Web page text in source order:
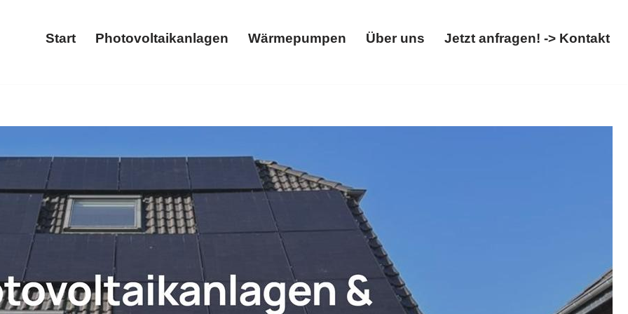
Start Photovoltaikanlagen Wärmepumpen Über uns Jetzt anfragen! -> Kontakt
als auch ✓Photovoltaikanlage, Stromspeicher, Wärmepumpe, Wallbox. Erhältlich: ✓Photovoltaikanlage,
in Leienkaul bei Solarteam-Hacker – Ihr Energieprofi. Gestalten Sie die Zukunft mit uns ✉.